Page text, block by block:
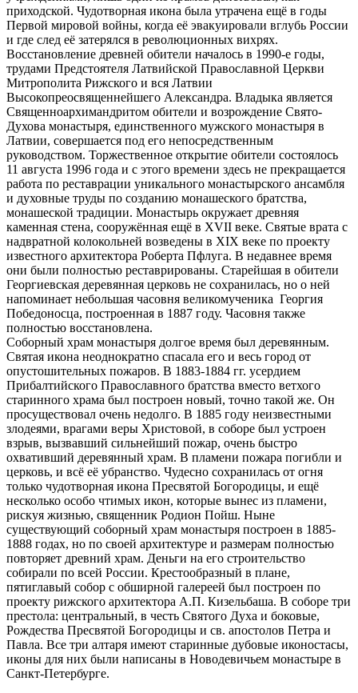
приходской. Чудотворная икона была утрачена ещё в годы
Первой мировой войны, когда её эвакуировали вглубь России
и где след её затерялся в революционных вихрях.
Восстановление древней обители началось в 1990-е годы,
трудами Предстоятеля Латвийской Православной Церкви
Митрополита Рижского и вся Латвии
Высокопреосвященнейшего Александра. Владыка является
Священноархимандритом обители и возрождение Свято-
Духова монастыря, единственного мужского монастыря в
Латвии, совершается под его непосредственным
руководством. Торжественное открытие обители состоялось
11 августа 1996 года и с этого времени здесь не прекращается
работа по реставрации уникального монастырского ансамбля
и духовные труды по созданию монашеского братства,
монашеской традиции. Монастырь окружает древняя
каменная стена, сооружённая ещё в XVII веке. Святые врата с
надвратной колокольней возведены в XIX веке по проекту
известного архитектора Роберта Пфлуга. В недавнее время
они были полностью реставрированы. Старейшая в обители
Георгиевская деревянная церковь не сохранилась, но о ней
напоминает небольшая часовня великомученика Георгия
Победоносца, построенная в 1887 году. Часовня также
полностью восстановлена.
Соборный храм монастыря долгое время был деревянным.
Святая икона неоднократно спасала его и весь город от
опустошительных пожаров. В 1883-1884 гг. усердием
Прибалтийского Православного братства вместо ветхого
старинного храма был построен новый, точно такой же. Он
просуществовал очень недолго. В 1885 году неизвестными
злодеями, врагами веры Христовой, в соборе был устроен
взрыв, вызвавший сильнейший пожар, очень быстро
охвативший деревянный храм. В пламени пожара погибли и
церковь, и всё её убранство. Чудесно сохранилась от огня
только чудотворная икона Пресвятой Богородицы, и ещё
несколько особо чтимых икон, которые вынес из пламени,
рискуя жизнью, священник Родион Пойш. Ныне
существующий соборный храм монастыря построен в 1885-
1888 годах, но по своей архитектуре и размерам полностью
повторяет древний храм. Деньги на его строительство
собирали по всей России. Крестообразный в плане,
пятиглавый собор с обширной галереей был построен по
проекту рижского архитектора А.П. Кизельбаша. В соборе три
престола: центральный, в честь Святого Духа и боковые,
Рождества Пресвятой Богородицы и св. апостолов Петра и
Павла. Все три алтаря имеют старинные дубовые иконостасы,
иконы для них были написаны в Новодевичьем монастыре в
Санкт-Петербурге.